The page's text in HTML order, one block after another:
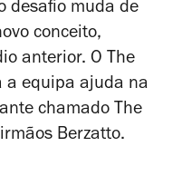
desafio muda de
conceito,
anterior. O The
a equipa ajuda na
chamado The
Berzatto.